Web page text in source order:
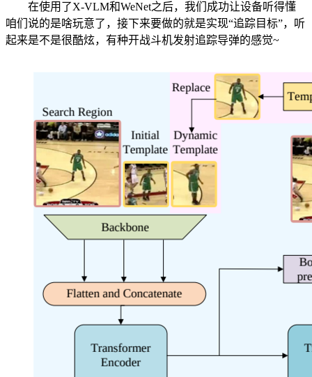
在使用了X-VLM和WeNet之后，我们成功让设备听得懂
咱们说的是啥玩意了，接下来要做的就是实现“追踪目标”，听
起来是不是很酷炫，有种开战斗机发射追踪导弹的感觉~